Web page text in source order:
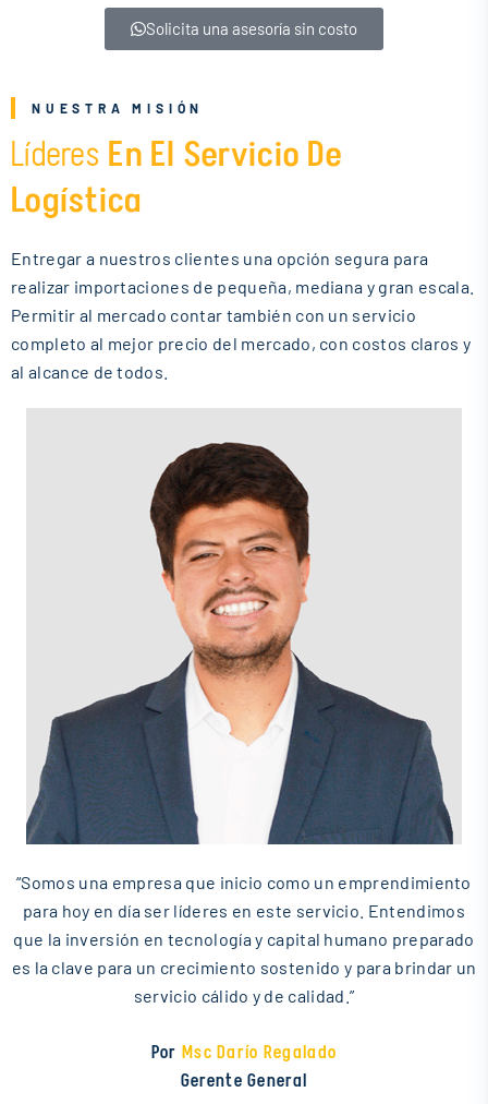
Solicita una asesoría sin costo
NUESTRA MISIÓN
Líderes En El Servicio De
Logística
Entregar a nuestros clientes una opción segura para
realizar importaciones de pequeña, mediana y gran escala.
Permitir al mercado contar también con un servicio
completo al mejor precio del mercado, con costos claros y
al alcance de todos.
“Somos una empresa que inicio como un emprendimiento
para hoy en día ser líderes en este servicio. Entendimos
que la inversión en tecnología y capital humano preparado
es la clave para un crecimiento sostenido y para brindar un
servicio cálido y de calidad.”
Por Msc Darío Regalado
Gerente General